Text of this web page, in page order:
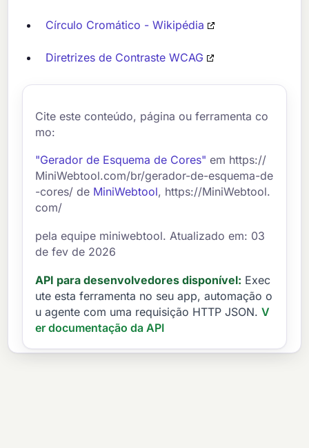
Círculo Cromático - Wikipédia
Diretrizes de Contraste WCAG
Cite este conteúdo, página ou ferramenta co
mo:
"Gerador de Esquema de Cores" em https://
MiniWebtool.com/br/gerador-de-esquema-de
-cores/ de MiniWebtool, https://MiniWebtool.
com/
pela equipe miniwebtool. Atualizado em: 03
de fev de 2026
API para desenvolvedores disponível: Exec
ute esta ferramenta no seu app, automação o
u agente com uma requisição HTTP JSON. V
er documentação da API